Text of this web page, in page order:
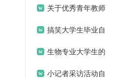
作的自我总结报告
关于优秀青年教师
自我总结报告格式
搞笑大学生毕业自
我总结报告
生物专业大学生的
自我总结报告
小记者采访活动自